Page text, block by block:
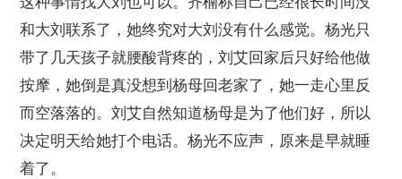
和大刘联系了，她终究对大刘没有什么感觉。杨光只
带了几天孩子就腰酸背疼的，刘艾回家后只好给他做
按摩，她倒是真没想到杨母回老家了，她一走心里反
而空落落的。刘艾自然知道杨母是为了他们好，所以
决定明天给她打个电话。杨光不应声，原来是早就睡
着了。